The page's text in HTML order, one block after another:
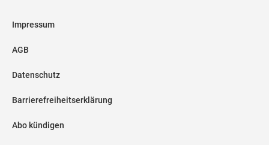
Impressum
AGB
Datenschutz
Barrierefreiheitserklärung
Abo kündigen